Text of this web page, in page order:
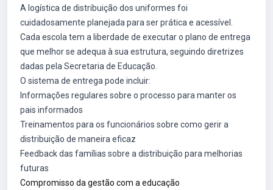
A logística de distribuição dos uniformes foi
cuidadosamente planejada para ser prática e acessível.
Cada escola tem a liberdade de executar o plano de entrega
que melhor se adequa à sua estrutura, seguindo diretrizes
dadas pela Secretaria de Educação.
O sistema de entrega pode incluir:
Informações regulares sobre o processo para manter os
pais informados
Treinamentos para os funcionários sobre como gerir a
distribuição de maneira eficaz
Feedback das famílias sobre a distribuição para melhorias
futuras
Compromisso da gestão com a educação